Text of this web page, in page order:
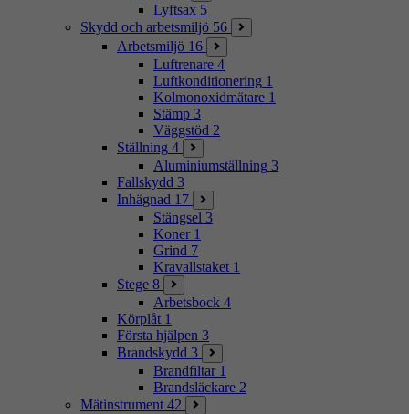
Lyftsax 5
Skydd och arbetsmiljö 56
Arbetsmiljö 16
Luftrenare 4
Luftkonditionering 1
Kolmonoxidmätare 1
Stämp 3
Väggstöd 2
Ställning 4
Aluminiumställning 3
Fallskydd 3
Inhägnad 17
Stängsel 3
Koner 1
Grind 7
Kravallstaket 1
Stege 8
Arbetsbock 4
Körplåt 1
Första hjälpen 3
Brandskydd 3
Brandfiltar 1
Brandsläckare 2
Mätinstrument 42